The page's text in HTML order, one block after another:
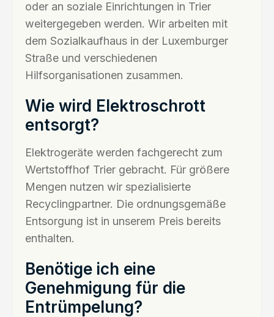
oder an soziale Einrichtungen in Trier
weitergegeben werden. Wir arbeiten mit
dem Sozialkaufhaus in der Luxemburger
Straße und verschiedenen
Hilfsorganisationen zusammen.
Wie wird Elektroschrott
entsorgt?
Elektrogeräte werden fachgerecht zum
Wertstoffhof Trier gebracht. Für größere
Mengen nutzen wir spezialisierte
Recyclingpartner. Die ordnungsgemäße
Entsorgung ist in unserem Preis bereits
enthalten.
Benötige ich eine
Genehmigung für die
Entrümpelung?